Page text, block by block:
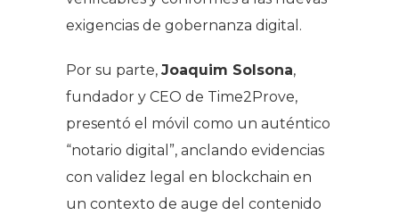
exigencias de gobernanza digital.
Por su parte, Joaquim Solsona,
fundador y CEO de Time2Prove,
presentó el móvil como un auténtico
“notario digital”, anclando evidencias
con validez legal en blockchain en
un contexto de auge del contenido